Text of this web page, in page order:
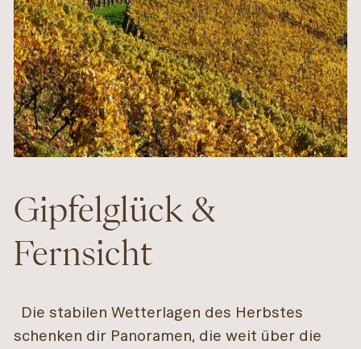
Gipfelglück &
Fernsicht
Die stabilen Wetterlagen des Herbstes
schenken dir Panoramen, die weit über die